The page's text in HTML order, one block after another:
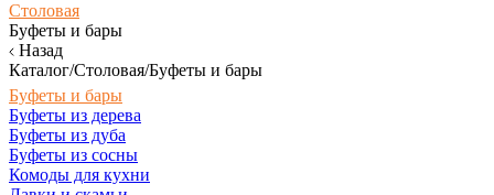
Столовая
Буфеты и бары
Назад
Каталог/Столовая/Буфеты и бары
Буфеты и бары
Буфеты из дерева
Буфеты из дуба
Буфеты из сосны
Комоды для кухни